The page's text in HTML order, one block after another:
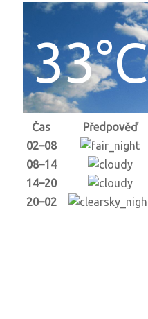
33°C
Čas Předpověď
02–08
08–14
14–20
20–02